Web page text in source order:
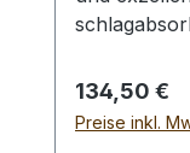
Regulärer
134,50 €
Preise inkl.